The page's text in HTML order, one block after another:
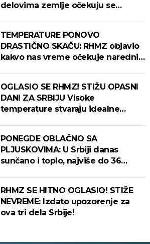
delovima zemlje očekuju se
TEMPERATURE PONOVO
DRASTIČNO SKAČU: RHMZ objavio
kakvo nas vreme očekuje narednih
OGLASIO SE RHMZ! STIŽU OPASNI
DANI ZA SRBIJU Visoke
temperature stvaraju idealne
PONEGDE OBLAČNO SA
PLJUSKOVIMA: U Srbiji danas
sunčano i toplo, najviše do 36
RHMZ SE HITNO OGLASIO! STIŽE
NEVREME: Izdato upozorenje za
ova tri dela Srbije!